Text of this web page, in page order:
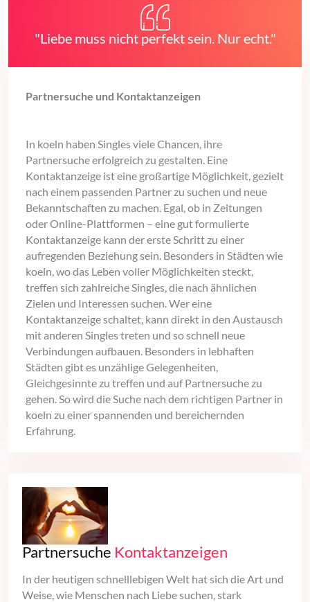
"Liebe muss nicht perfekt sein. Nur echt."
Partnersuche und Kontaktanzeigen
In koeln haben Singles viele Chancen, ihre
Partnersuche erfolgreich zu gestalten. Eine
Kontaktanzeige ist eine großartige Möglichkeit, gezielt
nach einem passenden Partner zu suchen und neue
Bekanntschaften zu machen. Egal, ob in Zeitungen
oder Online-Plattformen – eine gut formulierte
Kontaktanzeige kann der erste Schritt zu einer
aufregenden Beziehung sein. Besonders in Städten wie
koeln, wo das Leben voller Möglichkeiten steckt,
treffen sich zahlreiche Singles, die nach ähnlichen
Zielen und Interessen suchen. Wer eine
Kontaktanzeige schaltet, kann direkt in den Austausch
mit anderen Singles treten und so schnell neue
Verbindungen aufbauen. Besonders in lebhaften
Städten gibt es unzählige Gelegenheiten,
Gleichgesinnte zu treffen und auf Partnersuche zu
gehen. So wird die Suche nach dem richtigen Partner in
koeln zu einer spannenden und bereichernden
Erfahrung.
Partnersuche Kontaktanzeigen
In der heutigen schnelllebigen Welt hat sich die Art und
Weise, wie Menschen nach Liebe suchen, stark